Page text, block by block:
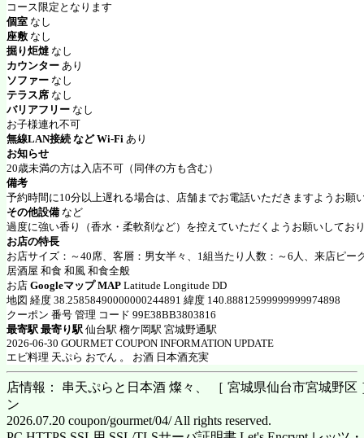
コース限定となります
個室 なし
座敷 なし
掘り炬燵 なし
カウンター あり
ソファー なし
テラス席 なし
バリアフリー なし
お子様連れ不可
無線LAN接続 など Wi-Fi あり
お知らせ
20歳未満の方は入店不可（同伴の方も含む）
備考
予約時間に10分以上遅れる場合は、店舗までお電話いただきますようお願
その他設備 など
過度に強い香り（香水・柔軟剤など）を控えていただくようお願いしてお
お店の特長
お店サイズ：～40席、客層：男女半々、1組当たり人数：～6人、来店ピー
居酒屋 和食 和風 和食全般
お店 Googleマップ MAP Latitude Longitude DD
地図 経度 38.25858490000000244891 緯度 140.88812599999999974898
クーポン 番号 管理 コード 99E38BB3803816
最寄駅 最寄り駅 仙台駅 榴ケ岡駅 宮城野通駅
2026-06-30 GOURMET COUPON INFORMATION UPDATE
エビ料理 天ぷら おでん 。 お酒 日本酒充実
店情報： 串天ぷらと日本酒 燦々、 ［ 宮城県仙台市宮城野区
ン
2026.07.20 coupon/gourmet/04/ All rights reserved.